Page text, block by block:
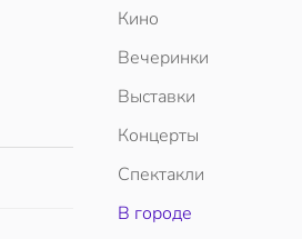
Кино
Вечеринки
Выставки
Концерты
Спектакли
В городе